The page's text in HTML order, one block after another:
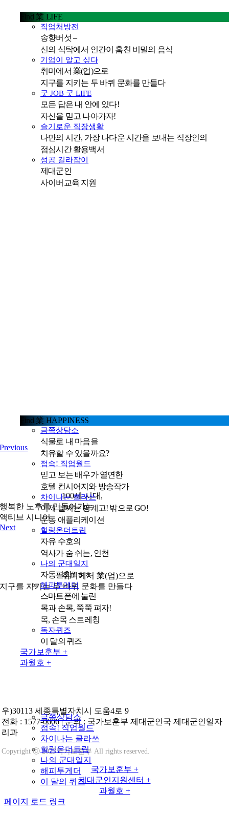
Find 業 LIFE
직업처방전
송향버섯 –
신의 식탁에서 인간이 훔친 비밀의 음식
기업이 알고 싶다
취미에서 業(업)으로
지구를 지키는 두 바퀴 문화를 만들다
굿 JOB 굿 LIFE
모든 답은 내 안에 있다!
자신을 믿고 나아가자!
슬기로운 직장생활
나만의 시간, 가장 나다운 시간을 보내는 직장인의
점심시간 활용백서
성공 길라잡이
제대군인
사이버교육 지원
Find 業 HAPPINESS
금쪽상담소
식물로 내 마음을
치유할 수 있을까요?
접속! 직업월드
믿고 보는 배우가 열연한
호텔 컨시어지와 방송작가
차이나는 클라쓰
이제 날씨는 핑계고! 밖으로 GO!
운동 애플리케이션
힐링온더트립
자유 수호의
역사가 숨 쉬는, 인천
나의 군대일지
자동펼침?!ㅎㅎ
해피투게더
스마트폰에 눌린
목과 손목, 쭉쭉 펴자!
목, 손목 스트레칭
독자퀴즈
이 달의 퀴즈
국가보훈부 +
과월호 +
금쪽상담소
접속! 직업월드
차이나는 클라쓰
힐링온더트립
나의 군대일지
해피투게더
이 달의 퀴즈
Previous
100세 시대,
행복한 노후를 만들어가는
액티브 시니어
Next
취미에서 業(업)으로
지구를 지키는 두 바퀴 문화를 만들다
우)30113 세종특별자치시 도움4로 9
전화 : 1577-0606 |문의 : 국가보훈부 제대군인국 제대군인일자
리과
Copyright ⓒ 2023국가보훈부 All rights reserved.
국가보훈부 +
제대군인지원센터 +
과월호 +
페이지 로드 링크